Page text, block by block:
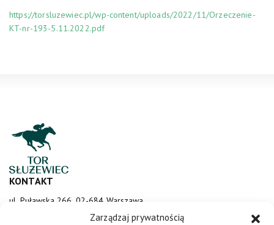
Zarządzaj prywatnością
https://torsluzewiec.pl/wp-content/uploads/2022/11/Orzeczenie-
KT-nr-193-5.11.2022.pdf
KONTAKT
ul. Puławska 266, 02-684 Warszawa
sluzewiec@totalizator.pl